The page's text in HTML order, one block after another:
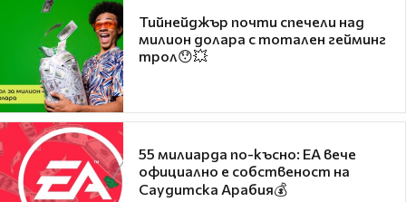
Тийнейджър почти спечели над
милион долара с тотален гейминг
трол😯💥
55 милиарда по-късно: EA вече
официално е собственост на
Саудитска Арабия💰